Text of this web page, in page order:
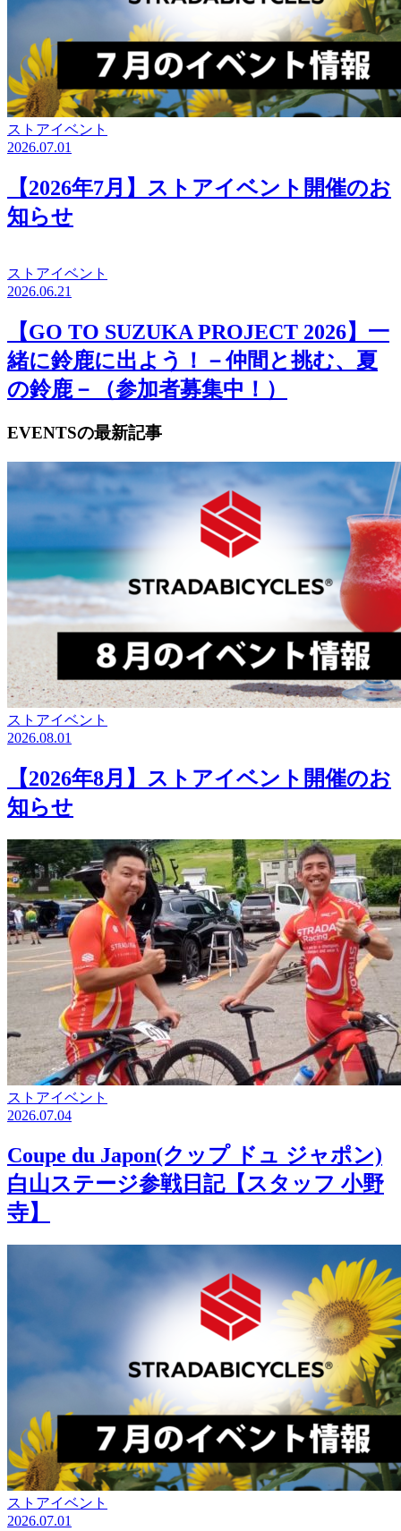
ストアイベント
2026.07.01
【2026年7月】ストアイベント開催のお
知らせ
ストアイベント
2026.06.21
【GO TO SUZUKA PROJECT 2026】一
緒に鈴鹿に出よう！－仲間と挑む、夏
の鈴鹿－（参加者募集中！）
EVENTSの最新記事
ストアイベント
2026.08.01
【2026年8月】ストアイベント開催のお
知らせ
ストアイベント
2026.07.04
Coupe du Japon(クップ ドュ ジャポン)
白山ステージ参戦日記【スタッフ 小野
寺】
ストアイベント
2026.07.01